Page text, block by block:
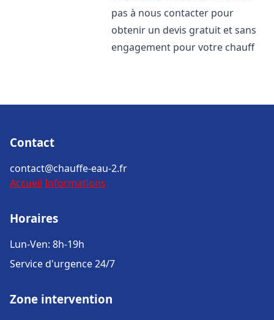
pas à nous contacter pour
obtenir un devis gratuit et sans
engagement pour votre chauff
Contact
contact@chauffe-eau-2.fr
Accueil Informations
Horaires
Lun-Ven: 8h-19h
Service d'urgence 24/7
Zone intervention